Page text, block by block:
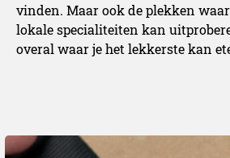
vinden. Maar ook de plekken waar
lokale specialiteiten kan
overal waar je het lekkerste kan